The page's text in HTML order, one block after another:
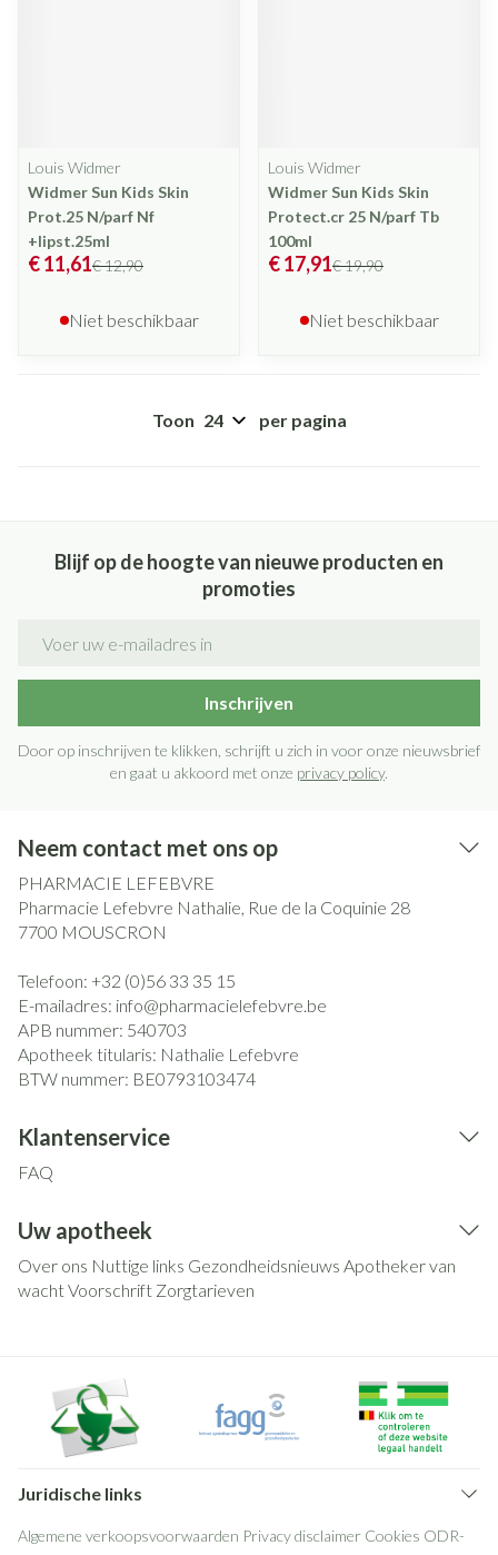
Louis Widmer
Widmer Sun Kids Skin
Prot.25 N/parf Nf
+lipst.25ml
€ 12,90
€ 11,61
Niet beschikbaar
Louis Widmer
Widmer Sun Kids Skin
Protect.cr 25 N/parf Tb
100ml
€ 19,90
€ 17,91
Niet beschikbaar
Toon per pagina
Blijf op de hoogte van nieuwe producten en
promoties
Inschrijven
Door op inschrijven te klikken, schrijft u zich in voor onze nieuwsbrief
en gaat u akkoord met onze privacy policy.
Neem contact met ons op
PHARMACIE LEFEBVRE
Pharmacie Lefebvre Nathalie, Rue de la Coquinie 28
7700 MOUSCRON
Telefoon: +32 (0)56 33 35 15
E-mailadres: info@pharmacielefebvre.be
APB nummer: 540703
Apotheek titularis: Nathalie Lefebvre
BTW nummer: BE0793103474
Klantenservice
FAQ
Uw apotheek
Over ons Nuttige links Gezondheidsnieuws Apotheker van
wachtVoorschrift Zorgtarieven
Juridische links
Algemene verkoopsvoorwaarden Privacy disclaimer Cookies ODR-